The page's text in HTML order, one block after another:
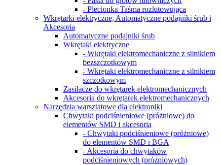
- Plecionka Taśma rozlutowująca
Wkrętarki elektryczne, Automatyczne podajniki śrub i
Akcesoria
Automatyczne podajniki śrub
Wkrętaki elektryczne
- Wkrętaki elektromechaniczne z silnikiem
bezszczotkowym
- Wkrętaki elektromechaniczne z silnikiem
szczotkowym
Zasilacze do wkrętarek elektromechanicznych
Akcesoria do wkrętarek elektromechanicznych
Narzędzia warsztatowe dla elektroniki
Chwytaki podciśnieniowe (próżniowe) do
elementów SMD i akcesoria
- Chwytaki podciśnieniowe (próżniowe)
do elementów SMD i BGA
- Akcesoria do сhwytaków
podciśnieniowych (próżniowych)